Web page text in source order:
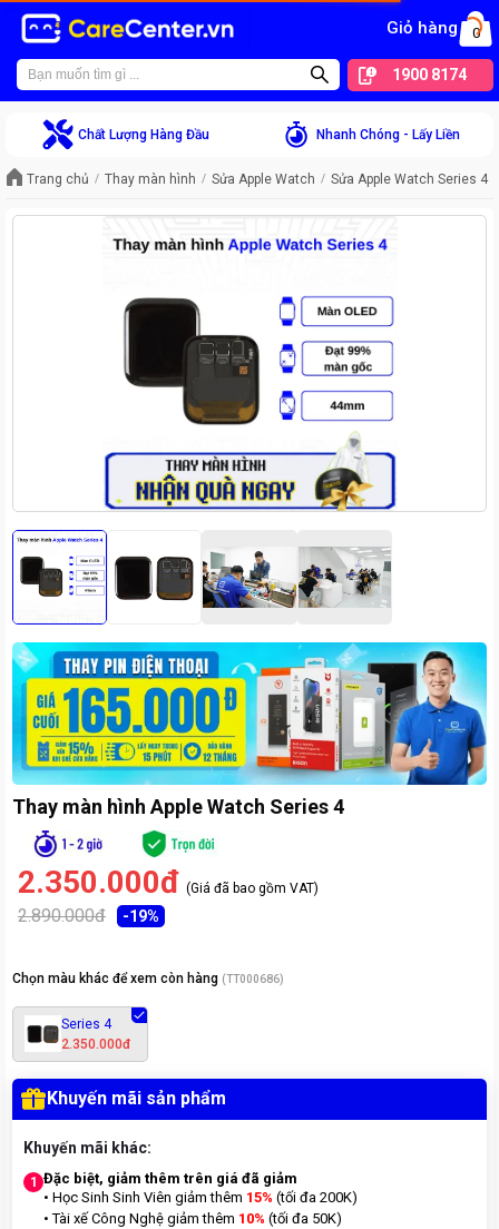
Giỏ hàng 0
1900 8174
Chất Lượng Hàng Đầu Nhanh Chóng - Lấy Liền
Trang chủ Thay màn hình Sửa Apple Watch Sửa Apple Watch Series 4
Thay màn hình Apple Watch Series 4
2.350.000đ (Giá đã bao gồm VAT)
2.890.000đ -19%
Chọn màu khác để xem còn hàng (TT000686)
Series 4
2.350.000đ
Khuyến mãi sản phẩm
Khuyến mãi khác:
1 Đặc biệt, giảm thêm trên giá đã giảm
• Học Sinh Sinh Viên giảm thêm 15% (tối đa 200K)
• Tài xế Công Nghệ giảm thêm 10% (tối đa 50K)